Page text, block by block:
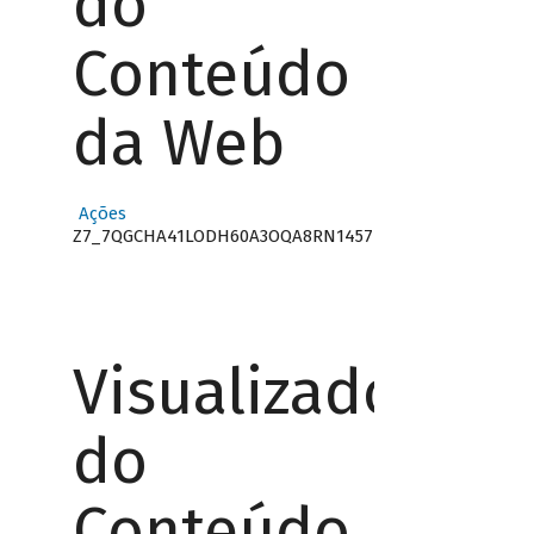
Conteúdo
da Web
Ações
Z7_7QGCHA41LODH60A3OQA8RN1457
Visualizador
do